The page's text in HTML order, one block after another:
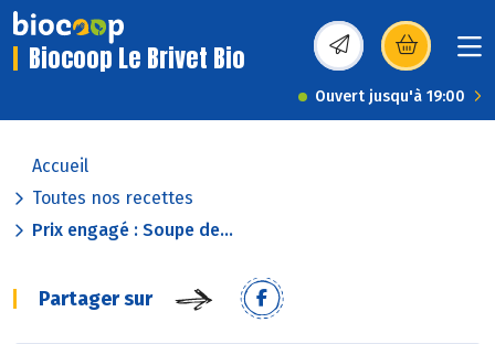
Biocoop Le Brivet Bio (s’ouvre dans une
Ouvert jusqu'à 19:00
Accueil
Toutes nos recettes
Prix engagé : Soupe de...
Partager sur